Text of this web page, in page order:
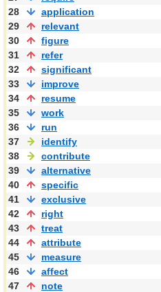
28
application
29
relevant
30
figure
31
refer
32
significant
33
improve
34
resume
35
work
36
run
37
identify
38
contribute
39
alternative
40
specific
41
exclusive
42
right
43
treat
44
attribute
45
measure
46
affect
47
note